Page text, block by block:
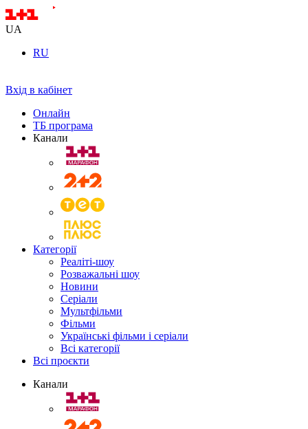
UA
RU
Вхід в кабінет
Онлайн
ТБ програма
Канали
Категорії
Реаліті-шоу
Розважальні шоу
Новини
Серіали
Мультфільми
Фільми
Українські фільми і серіали
Всі категорії
Всі проєкти
Канали